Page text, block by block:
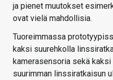
ja pienet muutokset
ovat vielä mahdollisia.
Tuoreimmassa
kaksi suurehkolla
kamerasensoria sekä kaksi
suurimman linssiratkaisun